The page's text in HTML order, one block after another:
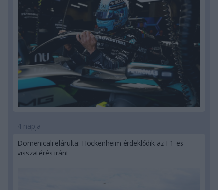
4 napja
Domenicali elárulta: Hockenheim érdeklődik az F1-es
visszatérés iránt